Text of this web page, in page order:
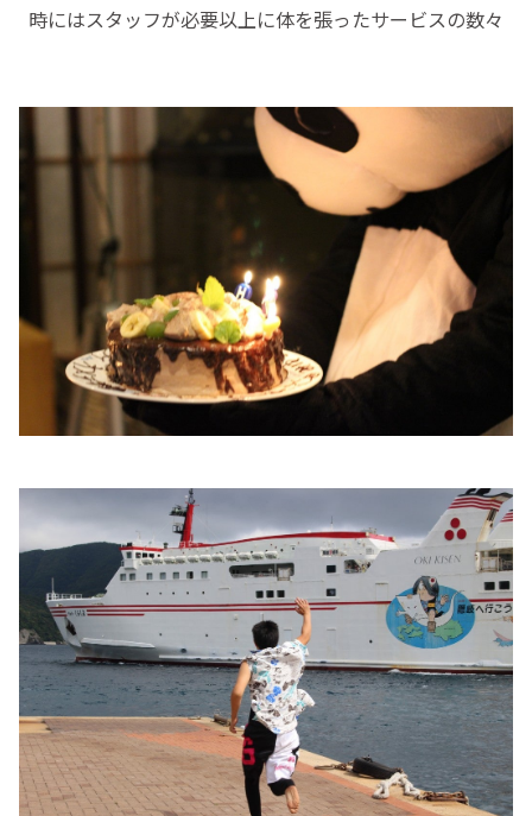
時にはスタッフが必要以上に体を張ったサービスの数々